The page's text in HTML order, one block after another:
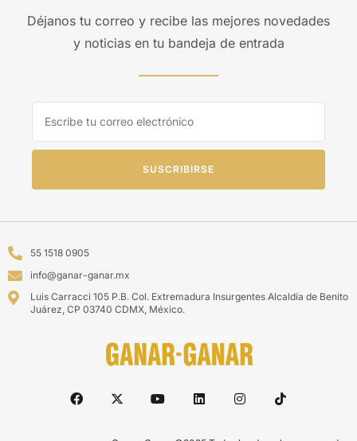
Déjanos tu correo y recibe las mejores novedades
y noticias en tu bandeja de entrada
SUSCRIBIRSE
55 1518 0905
info@ganar-ganar.mx
Luis Carracci 105 P.B. Col. Extremadura Insurgentes Alcaldía de Benito
Juárez, CP 03740 CDMX, México.